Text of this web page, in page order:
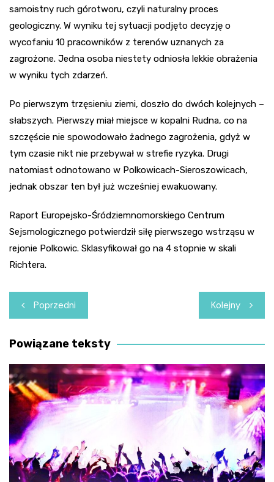
samoistny ruch górotworu, czyli naturalny proces
geologiczny. W wyniku tej sytuacji podjęto decyzję o
wycofaniu 10 pracowników z terenów uznanych za
zagrożone. Jedna osoba niestety odniosła lekkie obrażenia
w wyniku tych zdarzeń.
Po pierwszym trzęsieniu ziemi, doszło do dwóch kolejnych –
słabszych. Pierwszy miał miejsce w kopalni Rudna, co na
szczęście nie spowodowało żadnego zagrożenia, gdyż w
tym czasie nikt nie przebywał w strefie ryzyka. Drugi
natomiast odnotowano w Polkowicach-Sieroszowicach,
jednak obszar ten był już wcześniej ewakuowany.
Raport Europejsko-Śródziemnomorskiego Centrum
Sejsmologicznego potwierdził siłę pierwszego wstrząsu w
rejonie Polkowic. Sklasyfikował go na 4 stopnie w skali
Richtera.
Nawigacja
wpisu
Poprzedni Kolejny
Powiązane teksty